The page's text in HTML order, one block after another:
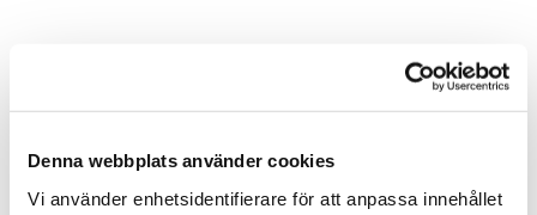
Denna webbplats använder cookies
Vi använder enhetsidentifierare för att anpassa innehållet